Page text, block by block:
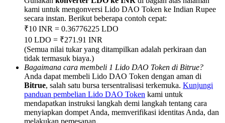
BTC Welcome Rewards
Deposit & Trade BTC to Share 25000 USDT prize pool!
Deposit CASHCAT & Win
Share 500000 CASHCAT prize pool
kami untuk mengonversi Lido DAO Token ke Indian Rupee
secara instan. Berikut beberapa contoh cepat:
₹10 INR = 0.36776225 LDO
10 LDO = ₹271.91 INR
(Semua nilai tukar yang ditampilkan adalah perkiraan dan
tidak termasuk biaya.)
Bagaimana cara membeli 1 Lido DAO Token di Bitrue?
Anda dapat membeli Lido DAO Token dengan aman di
Bitrue, salah satu bursa tersentralisasi terkemuka. Kunjungi
panduan pembelian Lido DAO Token kami untuk
mendapatkan instruksi langkah demi langkah tentang cara
menyiapkan dompet Anda, memverifikasi identitas Anda, dan
melakukan pemesanan.